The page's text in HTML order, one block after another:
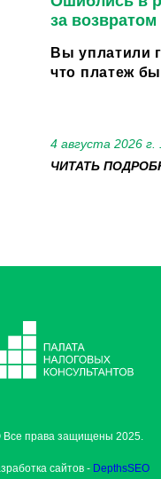
за
Вы уплатили
что платеж
4 августа 2026 г.
ЧИТАТЬ
Все права защищены 2025.
сайтов - DepthsSEO